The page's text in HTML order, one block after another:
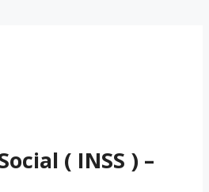
( INSS ) –